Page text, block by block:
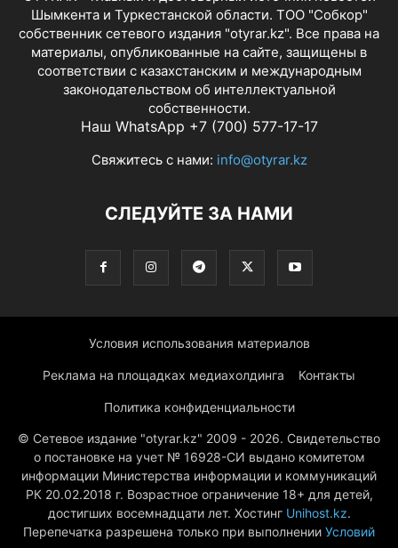
Шымкента и Туркестанской области. ТОО "Собкор"
собственник сетевого издания "otyrar.kz". Все права на
материалы, опубликованные на сайте, защищены в
соответствии с казахстанским и международным
законодательством об интеллектуальной
собственности.
Наш WhatsApp +7 (700) 577-17-17
Свяжитесь с нами: info@otyrar.kz
СЛЕДУЙТЕ ЗА НАМИ
Условия использования материалов
Реклама на площадках медиахолдинга Контакты
Политика конфиденциальности
© Сетевое издание "otyrar.kz" 2009 - 2026. Свидетельство
о постановке на учет № 16928-СИ выдано комитетом
информации Министерства информации и коммуникаций
РК 20.02.2018 г. Возрастное ограничение 18+ для детей,
достигших восемнадцати лет. Хостинг Unihost.kz.
Перепечатка разрешена только при выполнении Условий